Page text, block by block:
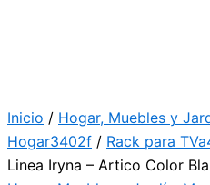
Inicio / Hogar, Muebles y
Hogar3402f / Rack para
Linea Iryna – Artico Color